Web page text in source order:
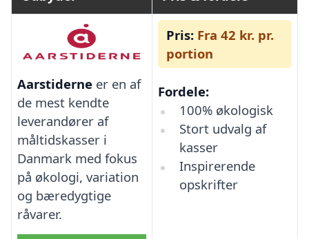
Aarstiderne er en af
de mest kendte
leverandører af
måltidskasser i
Danmark med fokus
på økologi, variation
og bæredygtige
råvarer.
Pris: Fra 42 kr. pr.
portion
Fordele:
100% økologisk
Stort udvalg af
kasser
Inspirerende
opskrifter